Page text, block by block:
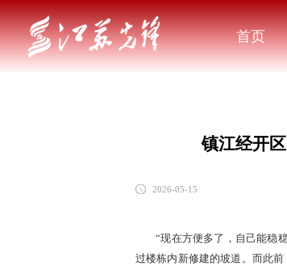
首页
镇江经开
2026-05-15
“现在方便多了，自己能稳
过楼栋内新修建的坡道。而此